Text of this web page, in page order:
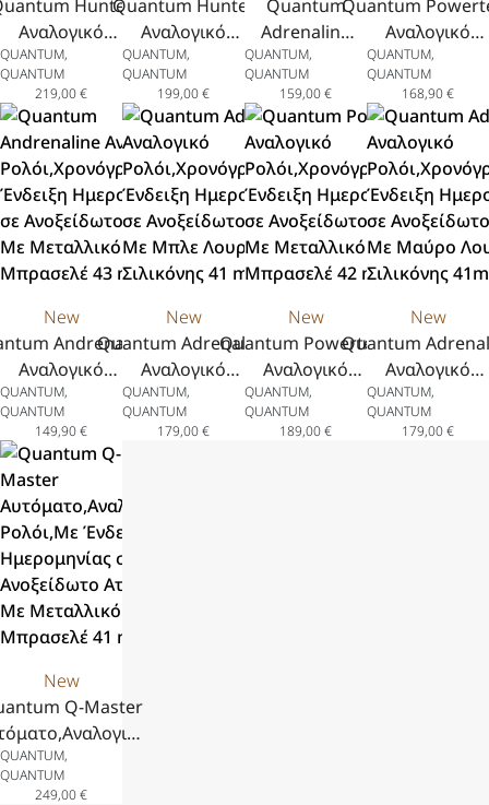
Hunter
Αναλογικό
Ημερομηνίας
Ατσάλι
Κίτρινο Λουράκι
43.5 mm
QUANTUM,
QUANTUM
219,00€
Quantum Hunter
Αναλογικό
Ρολόι,Χρονογράφος
με Ένδειξη
Ημερομηνίας σε
Ανοξείδωτο Ατσάλι
με Μαύρο Λουράκι
Σιλικόνης, 44 mm
QUANTUM,
QUANTUM
199,00€
Quantum
Adrenaline
Αναλογικό
Ρολόι με
Ένδειξη
Ημερομηνίας
σε
Ανοξείδωτο
Ατσάλι με
Δίχρωμο
Μεταλλικό
41 mm
QUANTUM,
QUANTUM
159,00€
Quantum
Αναλογικό
Ένδειξη
σε Ανοξείδωτο
Με Πράσινο
Σιλικόνης 41.5
QUANTUM,
QUANTUM
168,90€
New
Andrenaline
Αναλογικό
Ημερομηνίας
Ατσάλι
Με Μεταλλικό
43 mm
QUANTUM,
QUANTUM
149,90€
New
Quantum Adrenaline
Αναλογικό
Ρολόι,Χρονόγραφος,Με
Ένδειξη Ημερομηνίας
σε Ανοξείδωτο Ατσάλι
Σιλικόνης 41 mm
QUANTUM,
QUANTUM
179,00€
New
Quantum Powertech
Αναλογικό
Ρολόι,Χρονόγραφος,Με
Ένδειξη Ημερομηνίας
QUANTUM,
QUANTUM
189,00€
New
Quantum
Αναλογικό
Ένδειξη
QUANTUM,
QUANTUM
179,00€
New
Q-Master
Ένδειξη
σε
QUANTUM,
QUANTUM
249,00€